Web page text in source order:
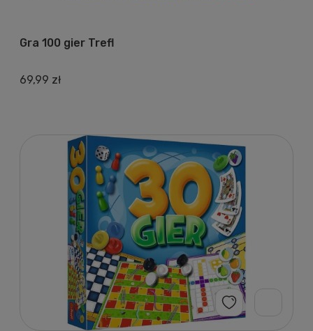
Gra 100 gier Trefl
69,99 zł